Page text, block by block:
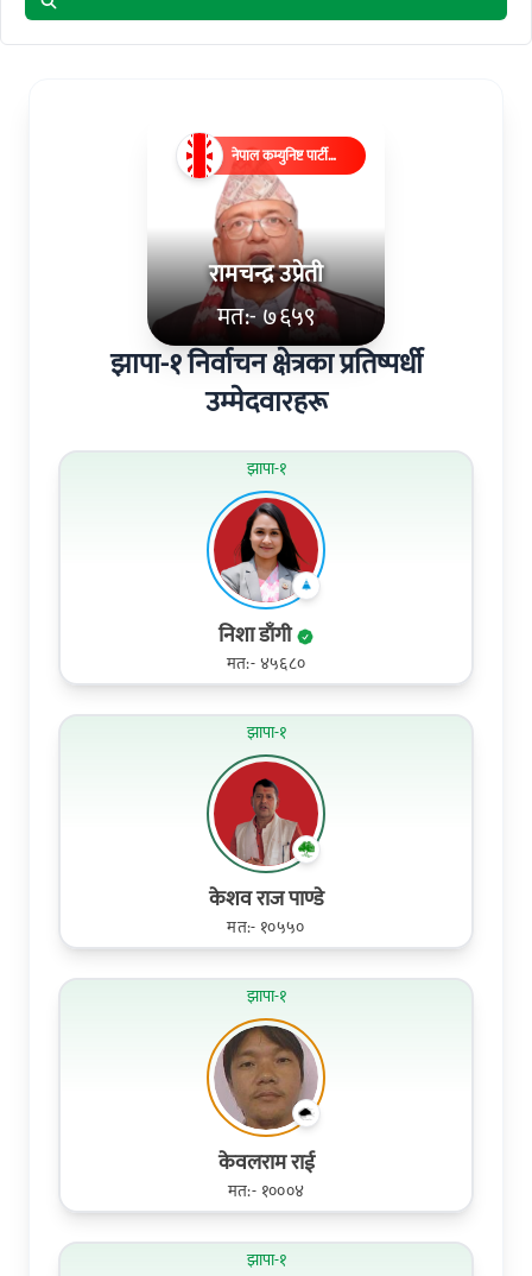
रामचन्द्र उप्रेती
मत:- ७६५९
नेपाल कम्युनिष्ट पार्टी
(एमाले)
झापा-१ निर्वाचन क्षेत्रका प्रतिष्पर्धी
उम्मेदवारहरू
झापा-१
निशा डाँगी
मत:- ४५६८०
झापा-१
केशव राज पाण्डे
मत:- १०५५०
झापा-१
केवलराम राई
मत:- १०००४
झापा-१